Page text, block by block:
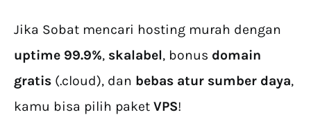
Jika Sobat mencari hosting murah dengan
uptime 99.9%, skalabel, bonus domain
gratis (.cloud), dan bebas atur sumber daya,
kamu bisa pilih paket VPS!